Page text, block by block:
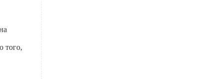
того,